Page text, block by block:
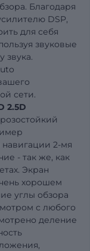
Благодаря
DSP,
для себя
звуковые
звука.
сети.
2.5D
2-мя
- так же, как
Экран
хорошем
углы обзора
с любого
деление